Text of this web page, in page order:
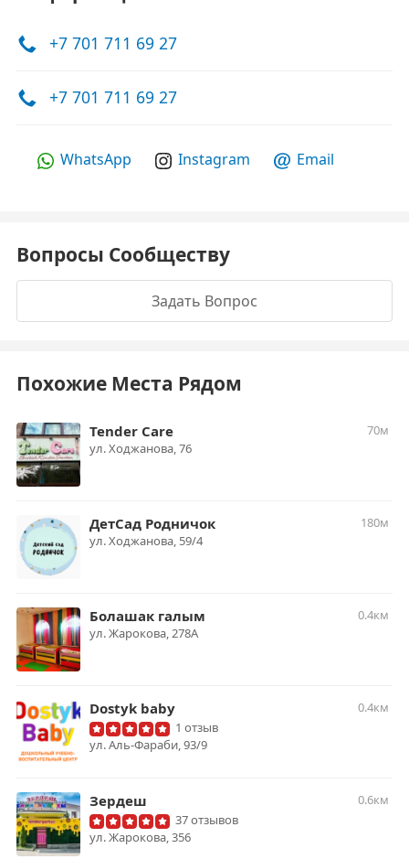
+7 701 711 69 27
+7 701 711 69 27
WhatsApp Instagram Email
Вопросы Сообществу
Задать Вопрос
Похожие Места Рядом
Tender Care
70м
​ул. Ходжанова, 76
ДетСад Родничок
180м
ул. Ходжанова, 59/4
Болашак галым
0.4км
ул. Жарокова, 278А
Dostyk baby
0.4км
1 отзыв
ул. Аль-Фараби, 93/9
Зердеш
0.6км
37 отзывов
ул. Жарокова, 356